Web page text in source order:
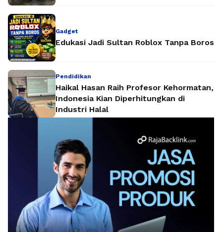
Gadget
Edukasi Jadi Sultan Roblox Tanpa Boros
Pendidikan
Haikal Hasan Raih Profesor Kehormatan,
Indonesia Kian Diperhitungkan di
Industri Halal